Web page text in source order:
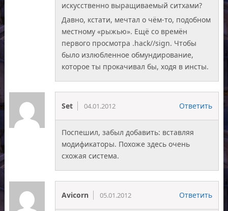
искусственно выращиваемый ситхами?
Давно, кстати, мечтал о чём-то, подобном
местному «рыжью». Ещё со времён
первого просмотра .hack//sign. Чтобы
было излюбленное обмундирование,
которое ты прокачивал бы, ходя в инсты.
Set 04.01.2012 Ответить
Поспешил, забыл добавить: вставляя
модификаторы. Похоже здесь очень
схожая система.
Avicorn 05.01.2012 Ответить